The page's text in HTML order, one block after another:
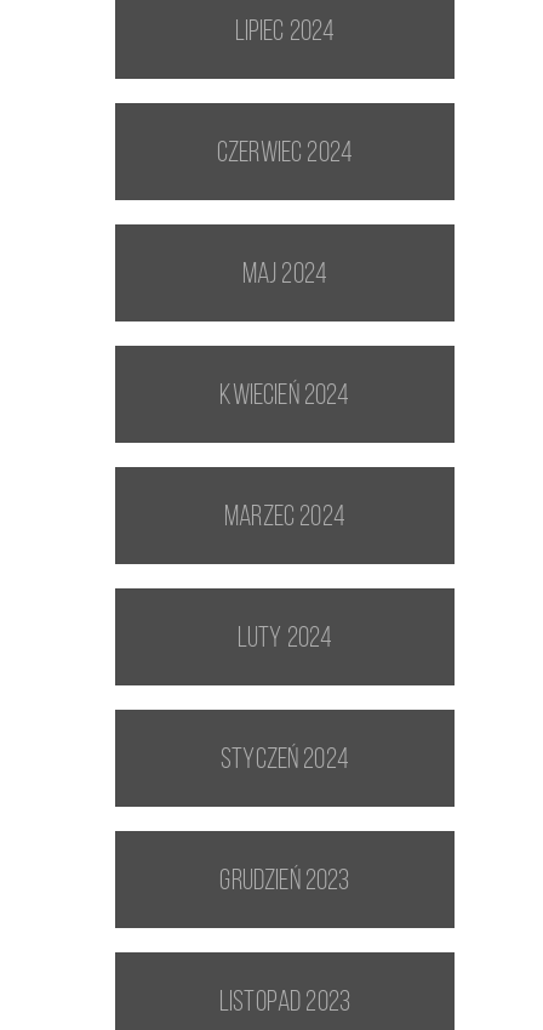
lipiec 2024
czerwiec 2024
maj 2024
kwiecień 2024
marzec 2024
luty 2024
styczeń 2024
grudzień 2023
listopad 2023